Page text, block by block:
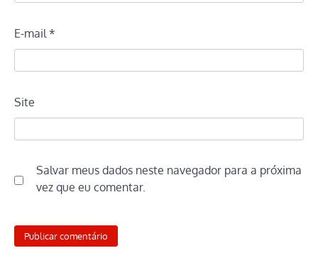
E-mail*
Site
Salvar meus dados neste navegador para a próxima
vez que eu comentar.